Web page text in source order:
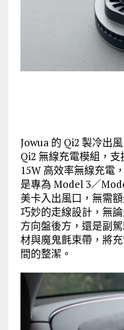
Jowua 的 Qi2 製冷出
Qi2 無線充電模組，支
15W 高效率無線充電，
是專為 Model 3／
美卡入出風口，無需
巧妙的走線設計，無
方向盤後方，還是副
材與魔鬼氈束帶，將
間的整潔。